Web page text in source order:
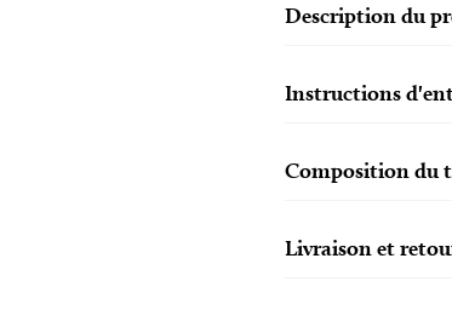
Description du
Instructions
Composition du
Livraison et